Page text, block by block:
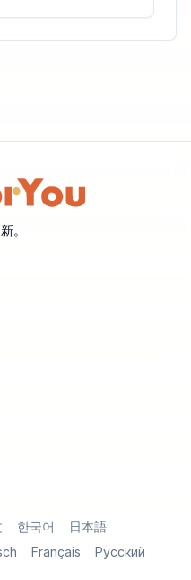
。
한국어
日本語
Français
Русский